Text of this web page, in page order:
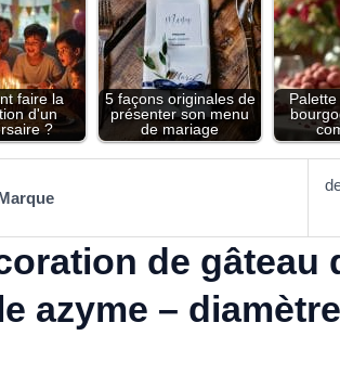
faire la
d'un
?
5 façons originales de
présenter son menu
de mariage
de gâteau
azyme –